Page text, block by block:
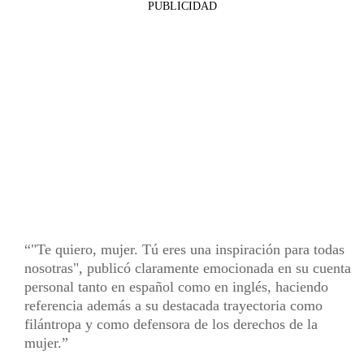
PUBLICIDAD
"Te quiero, mujer. Tú eres una inspiración para todas
nosotras", publicó claramente emocionada en su cuenta
personal tanto en español como en inglés, haciendo
referencia además a su destacada trayectoria como
filántropa y como defensora de los derechos de la
mujer.